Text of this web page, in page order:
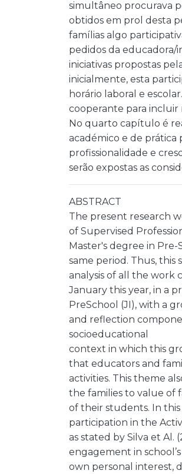
simultâneo procurava
obtidos em prol desta
famílias algo
pedidos da educadora/
iniciativas propostas
inicialmente, esta
horário laboral e
cooperante para incluir
No quarto capítulo é
académico e de prática
profissionalidade e
serão expostas as
ABSTRACT
The present research
of Supervised
Master's degree in
same period. Thus, this
analysis of all the work
January this year, in a
PreSchool (JI), with a
and reflection
socioeducational
context in which this
that educators and
activities. This theme
the families to value of
of their students. In
participation in the
as stated by Silva et Al.
engagement in
own personal interest,